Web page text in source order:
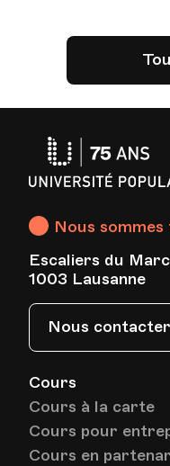
Cours
Cours à la carte
Cours pour
Cours en
Nous sommes
Escaliers du
1003 Lausanne
Nous contacter